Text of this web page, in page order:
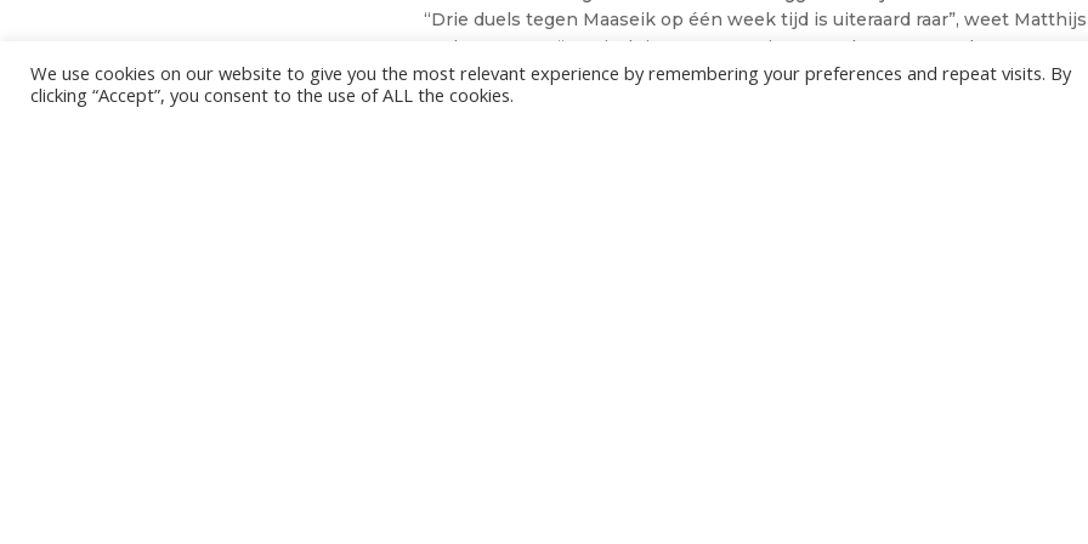
“Drie duels tegen Maaseik op één week tijd is uiteraard raar”, weet Matthijs
Verhanneman. “Tactisch is er amper ruimte om de tegenstander te
alweer om het ‘momentum’ gaan. Maar het hoeft zeker niet even spannend
grijnst de aanvaller van Roeselare.
We use cookies on our website to give you the most relevant experience by remembering your preferences and repeat visits. By
clicking “Accept”, you consent to the use of ALL the cookies.